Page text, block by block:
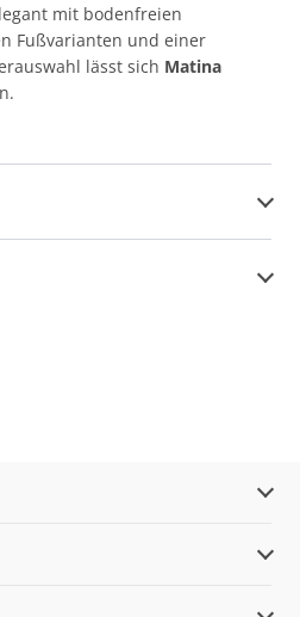
mit bodenfreien
Fußvarianten und einer
lässt sich Matina